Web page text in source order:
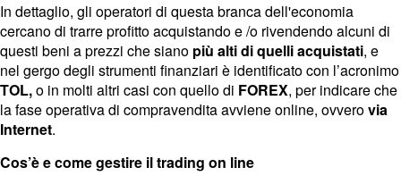
In dettaglio, gli operatori di questa branca dell'economia
cercano di trarre profitto acquistando e /o rivendendo alcuni di
questi beni a prezzi che siano più alti di quelli acquistati, e
nel gergo degli strumenti finanziari è identificato con l’acronimo
TOL,o in molti altri casi con quello di FOREX, per indicare che
la fase operativa di compravendita avviene online, ovverovia
Internet.
Cos’è e come gestire il trading on line